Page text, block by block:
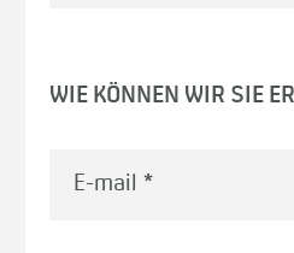
WIE KÖNNEN WIR SIE
E-mail *